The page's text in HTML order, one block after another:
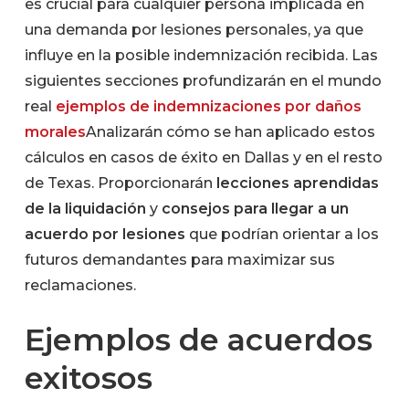
es crucial para cualquier persona implicada en
una demanda por lesiones personales, ya que
influye en la posible indemnización recibida. Las
siguientes secciones profundizarán en el mundo
real ejemplos de indemnizaciones por daños
moralesAnalizarán cómo se han aplicado estos
cálculos en casos de éxito en Dallas y en el resto
de Texas. Proporcionarán lecciones aprendidas
de la liquidación y consejos para llegar a un
acuerdo por lesiones que podrían orientar a los
futuros demandantes para maximizar sus
reclamaciones.
Ejemplos de acuerdos
exitosos